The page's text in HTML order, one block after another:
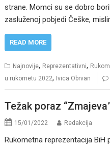
strane. Momci su se dobro
zasluženoj pobjedi Češke,
READ MORE
Najnovije, Reprezentativni,
u rukometu 2022, Ivica Obrvan
Težak poraz
15/01/2022 Redakcija
Rukometna reprezentacija BiH